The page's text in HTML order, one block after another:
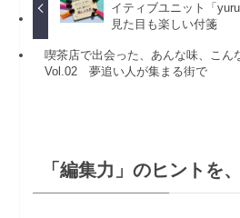
イティブユニット「
見た目も楽しい付箋
喫茶店で出会った、あんな味、こん
Vol.02 夢追い人が集まる街で
「編集力」のヒントを